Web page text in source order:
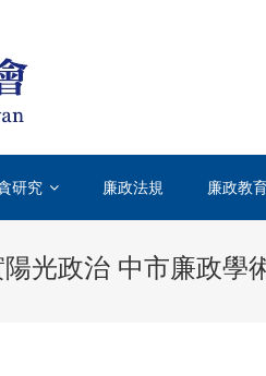
台灣透明組織TICT-
國際上唯一專門致力於打擊
研究 廉政法規 廉政教
光政治 中市廉政學